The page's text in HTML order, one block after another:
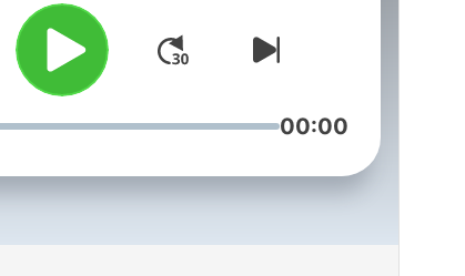
mbalimbali ya kisheria ndani ya
Afrika Mashariki, Afrika na
Duniani kwa ujumla.
00:00